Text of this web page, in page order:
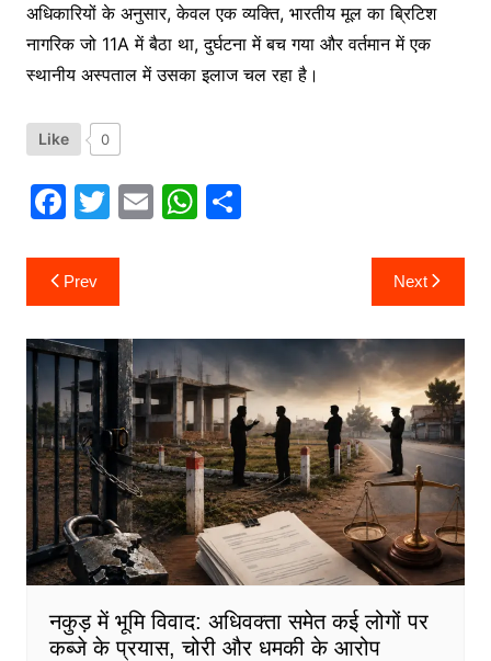
अधिकारियों के अनुसार, केवल एक व्यक्ति, भारतीय मूल का ब्रिटिश
नागरिक जो 11A में बैठा था, दुर्घटना में बच गया और वर्तमान में एक
स्थानीय अस्पताल में उसका इलाज चल रहा है।
Like 0
F
c
e
b
o
o
k
T
itt
er
E W
A
p
p
S
PostPrev Next
नकुड़ में भूमि विवाद: अधिवक्ता समेत कई लोगों पर
कब्जे के प्रयास, चोरी और धमकी के आरोप